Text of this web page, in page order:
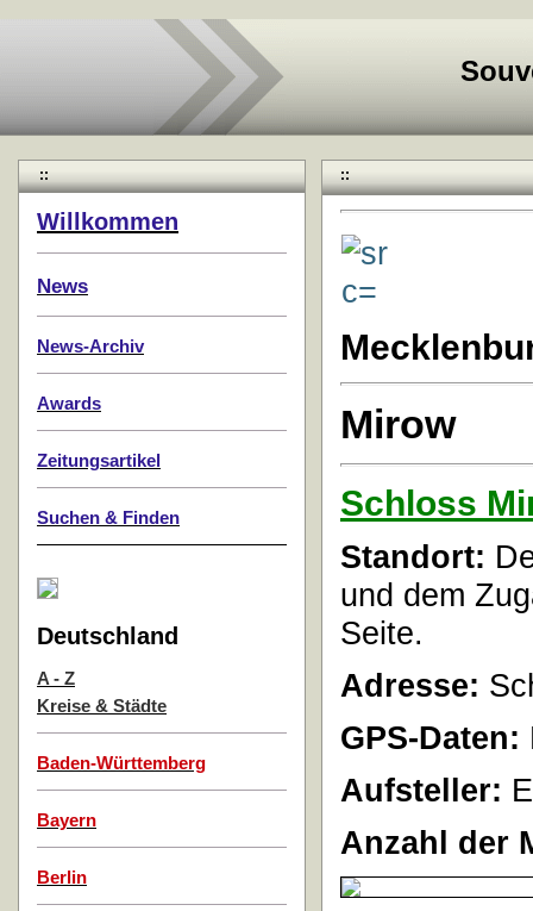
::
Willkommen
News
News-Archiv
Awards
Zeitungsartikel
Suchen & Finden
Deutschland
A - Z
Kreise & Städte
Baden-Württemberg
Bayern
Berlin
::
Mirow
Schloss
Standort:
und dem
Seite.
Adresse:
GPS-Daten:
Aufsteller:
Anzahl der